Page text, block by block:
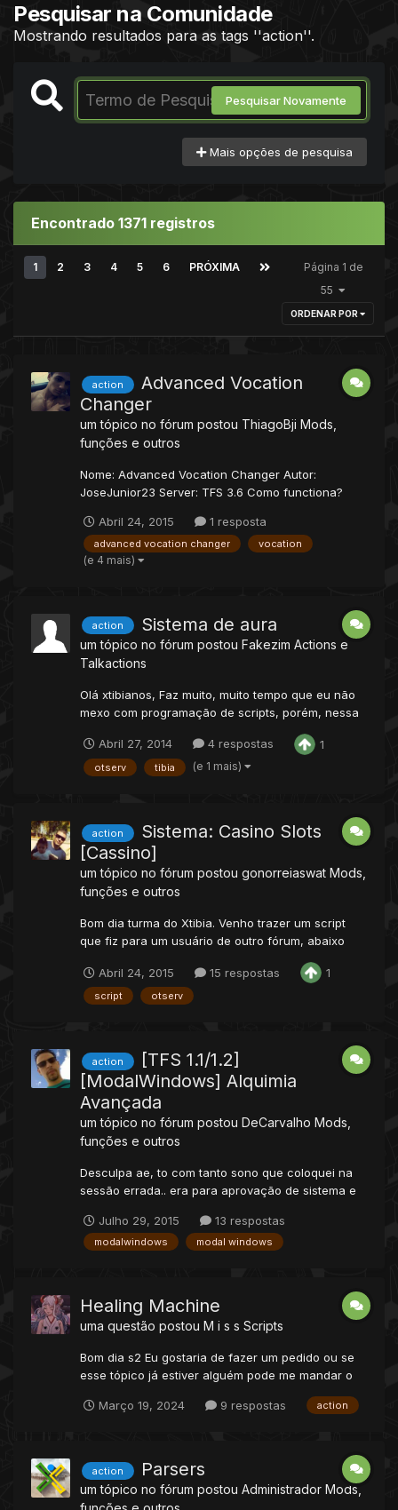
Pesquisar na Comunidade
Mostrando resultados para as tags ''action''.
Pesquisar Novamente
Mais opções de pesquisa
Encontrado 1371 registros
1 2 3 4 5 6 PRÓXIMA
Página 1 de
55
ORDENAR POR
action
Advanced Vocation
Changer
um tópico no fórum postou ThiagoBji Mods,
funções e outros
Nome: Advanced Vocation Changer Autor:
JoseJunior23 Server: TFS 3.6 Como functiona?
digitar /acv 1 e sua vocação será mudada para
sorcerer. OBS: O melhor de tudo é você não irá
perder seus SKILLS/ML, pois eles serão
Abril 24, 2015 1 resposta
advanced vocation changer vocation
(e 4 mais)
action Sistema de aura
um tópico no fórum postou Fakezim Actions e
Talkactions
Olá xtibianos, Faz muito, muito tempo que eu não
mexo com programação de scripts, porém, nessa
diferente pra passar o tempo, e acabei me
empolgando, e fiz um sistema de auras, que é
Abril 27, 2014 4 respostas 1
otserv tibia (e 1 mais)
action
Sistema: Casino Slots
[Cassino]
um tópico no fórum postou gonorreiaswat Mods,
funções e outros
Bom dia turma do Xtibia. Venho trazer um script
que fiz para um usuário de outro fórum, abaixo
Bom, este script simula a máquina de Cassino
conhecida como Cassino Slots, pra quem não
Abril 24, 2015 15 respostas 1
script otserv
action
[TFS 1.1/1.2]
[ModalWindows] Alquimia
Avançada
um tópico no fórum postou DeCarvalho Mods,
funções e outros
Desculpa ae, to com tanto sono que coloquei na
sessão errada.. era para aprovação de sistema e
desde 3 da madruga de ontem :s Antes de
qualquer coisa o sistema foi feito pelo RazorBlade
Julho 29, 2015 13 respostas
modalwindows modal windows
Healing Machine
uma questão postou M i s s Scripts
Bom dia s2 Eu gostaria de fazer um pedido ou se
esse tópico já estiver alguém pode me mandar o
Bom é o seguinte, eu gostaria de um script pra
da mesma...
Março 19, 2024 9 respostas action
action Parsers
um tópico no fórum postou Administrador Mods,